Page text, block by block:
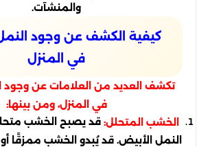
والمنشآت.
كيفية الكشف عن وجود
في المنزل
تكشف العديد من العلامات عن وجود
في المنزل، ومن بينها:
الخشب المتحلل: قد يصبح الخشب
النمل الأبيض. قد يُبدو الخشب ممزقًا